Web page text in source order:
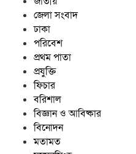
জেলা সংবাদ
ঢাকা
পরিবেশ
প্রথম পাতা
প্রযুক্তি
ফিচার
বরিশাল
বিজ্ঞান ও আবিষ্কার
বিনোদন
মতামত